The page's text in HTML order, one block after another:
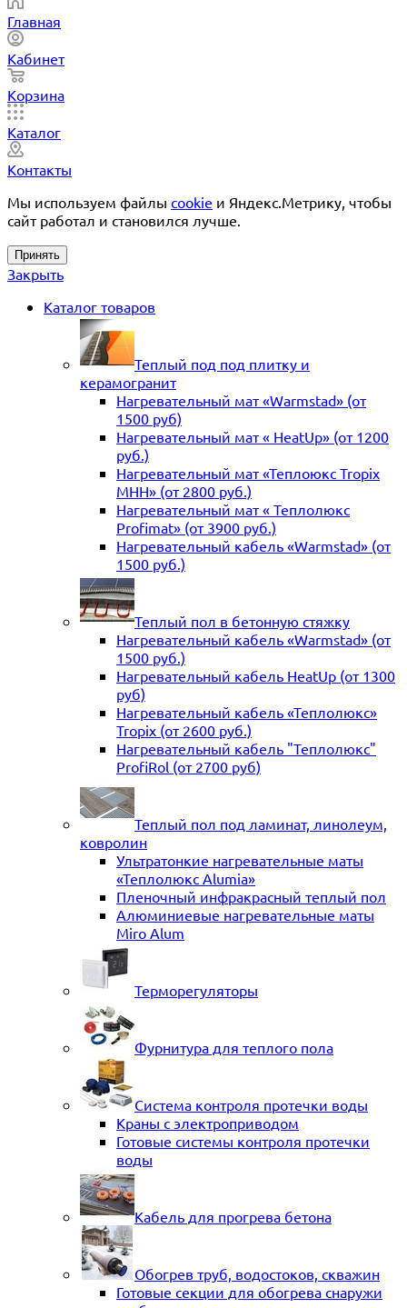
Главная
Кабинет
Корзина
Каталог
Контакты
Мы используем файлы cookie и Яндекс.Метрику, чтобы
сайт работал и становился лучше.
Принять
Закрыть
Каталог товаров
Теплый под под плитку и
керамогранит
Нагревательный мат «Warmstad» (от
1500 руб)
Нагревательный мат « HeatUp» (от 1200
руб.)
Нагревательный мат «Теплоюкс Tropix
MHH» (от 2800 руб.)
Нагревательный мат « Теплолюкс
Profimat» (от 3900 руб.)
Нагревательный кабель «Warmstad» (от
1500 руб.)
Теплый пол в бетонную стяжку
Нагревательный кабель «Warmstad» (от
1500 руб.)
Нагревательный кабель HeatUp (от 1300
руб)
Нагревательный кабель «Теплолюкс»
Tropix (от 2600 руб.)
Нагревательный кабель "Теплолюкс"
ProfiRol (от 2700 руб)
Теплый пол под ламинат, линолеум,
ковролин
Ультратонкие нагревательные маты
«Теплолюкс Alumia»
Пленочный инфракрасный теплый пол
Алюминиевые нагревательные маты
Miro Alum
Терморегуляторы
Фурнитура для теплого пола
Система контроля протечки воды
Краны с электроприводом
Готовые системы контроля протечки
воды
Кабель для прогрева бетона
Обогрев труб, водостоков, скважин
Готовые секции для обогрева снаружи